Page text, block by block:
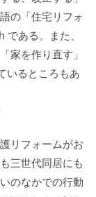
の「住宅リフォ
ある。また、
家を作り直す」
いるところもあ
リフォームがお
三世代同居にも
のなかでの行動